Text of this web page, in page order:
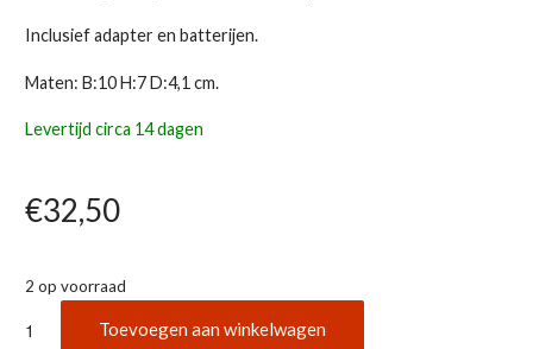
Inclusief adapter en batterijen.
Maten: B:10 H:7 D:4,1 cm.
Levertijd circa 14 dagen
€32,50
2 op voorraad
60.2549.08
Toevoegen aan winkelwagen